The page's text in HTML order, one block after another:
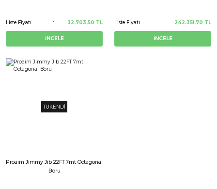
Liste Fiyatı 32.703,50 TL
İNCELE
Liste Fiyatı 242.351,70 TL
İNCELE
TÜKENDİ
Proaim Jimmy Jib 22FT 7mt Octagonal
Boru